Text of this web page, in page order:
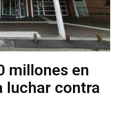
millones en
luchar contra